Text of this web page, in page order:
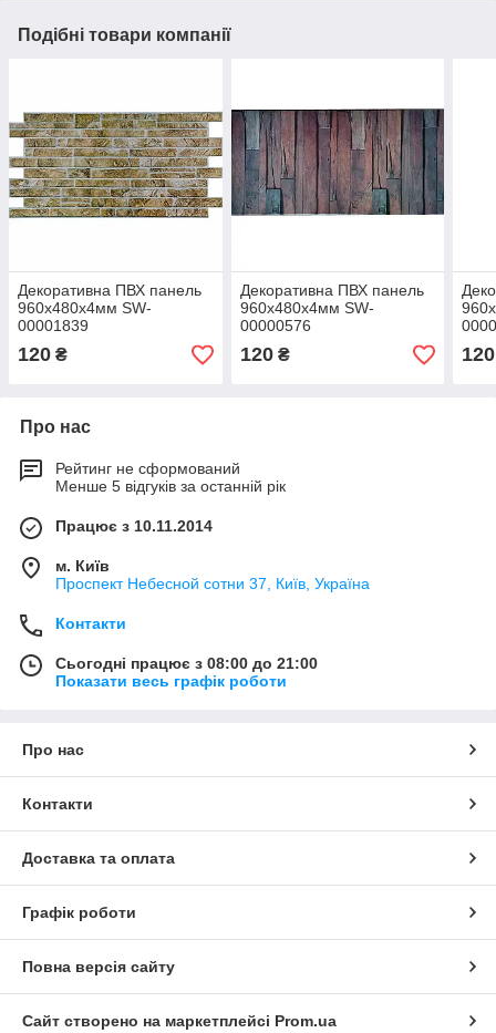
Подібні товари компанії
Декоративна ПВХ панель
960х480х4мм SW-
00001839
120 ₴
Декоративна ПВХ панель
960х480х4мм SW-
00000576
120₴ 120
Про нас
Рейтинг не сформований
Менше 5 відгуків за останній рік
Працює з 10.11.2014
м. Київ
Проспект Небесной сотни 37, Київ, Україна
Контакти
Сьогодні працює з 08:00 до 21:00
Показати весь графік роботи
Про нас
Контакти
Доставка та оплата
Графік роботи
Повна версія сайту
Сайт створено на маркетплейсі Prom.ua